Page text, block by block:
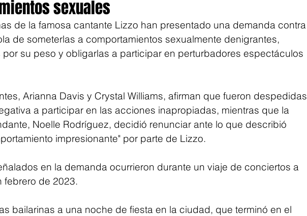
sexuales
de la famosa cantante Lizzo han presentado una demanda contra
de someterlas a comportamientos sexualmente denigrantes,
por su peso y obligarlas a participar en perturbadores espectáculos
Arianna Davis y Crystal Williams, afirman que fueron despedidas
a participar en las acciones inapropiadas, mientras que la
Noelle Rodríguez, decidió renunciar ante lo que describió
impresionante" por parte de Lizzo.
en la demanda ocurrieron durante un viaje de conciertos a
febrero de 2023.
bailarinas a una noche de fiesta en la ciudad, que terminó en el